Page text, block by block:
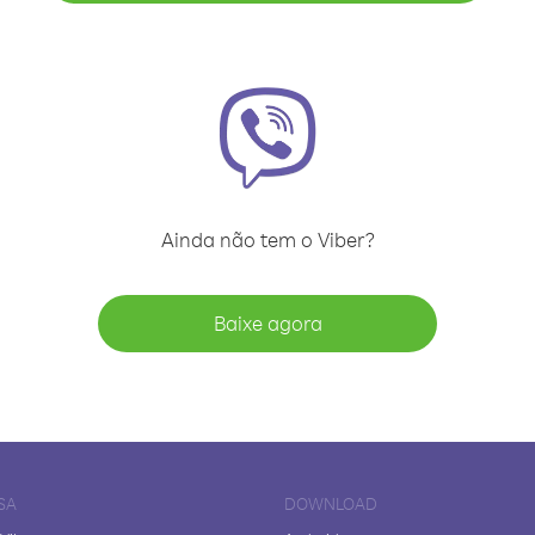
Ainda não tem o Viber?
Baixe agora
DOWNLOAD